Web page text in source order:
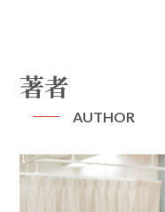
著者
AUTHOR